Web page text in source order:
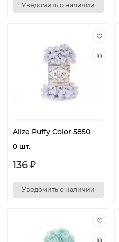
Уведомить о наличии
Alize Puffy Color 5850
0 шт.
136 ₽
Уведомить о наличии